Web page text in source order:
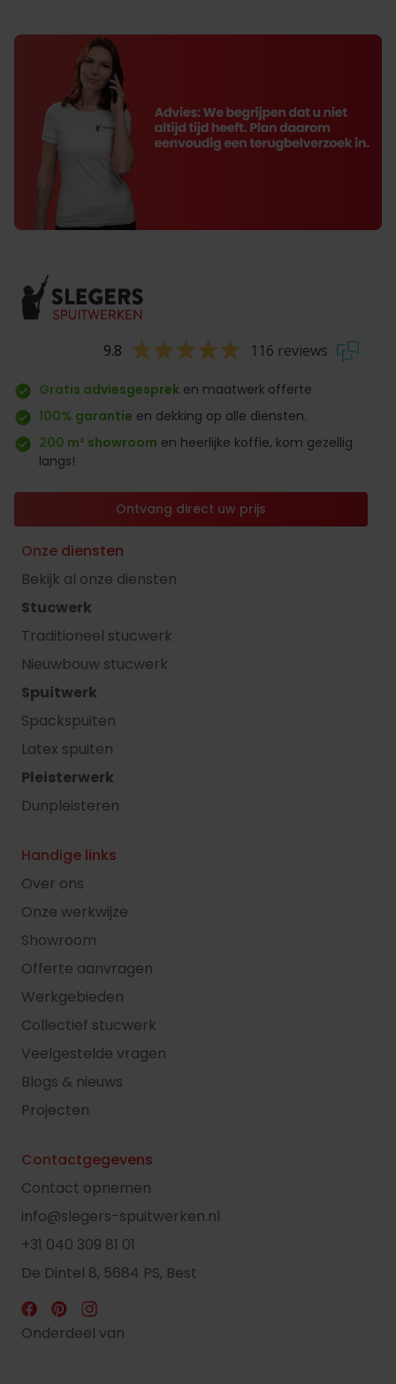
9.8 116 reviews
Gratis adviesgesprek en maatwerk offerte
100% garantie en dekking op alle diensten.
200 m² showroom en heerlijke koffie, kom gezellig
langs!
Ontvang direct uw prijs
Onze diensten
Bekijk al onze diensten
Stucwerk
Traditioneel stucwerk
Nieuwbouw stucwerk
Spuitwerk
Spackspuiten
Latex spuiten
Pleisterwerk
Dunpleisteren
Handige links
Over ons
Onze werkwijze
Showroom
Offerte aanvragen
Werkgebieden
Collectief stucwerk
Veelgestelde vragen
Blogs & nieuws
Projecten
Contactgegevens
Contact opnemen
info@slegers-spuitwerken.nl
+31 040 309 81 01
De Dintel 8, 5684 PS, Best
Onderdeel van